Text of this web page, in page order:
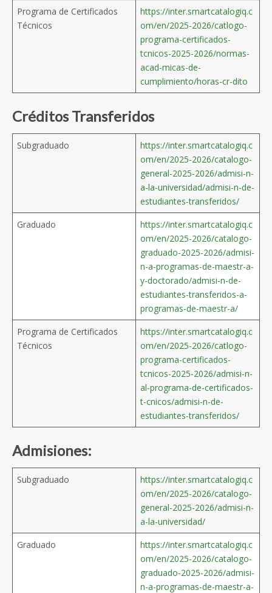
Programa de Certificados
Técnicos
https://inter.smartcatalogiq.c
om/en/2025-2026/catlogo-
programa-certificados-
tcnicos-2025-2026/normas-
acad-micas-de-
cumplimiento/horas-cr-dito
Créditos Transferidos
Subgraduado
https://inter.smartcatalogiq.c
om/en/2025-2026/catalogo-
general-2025-2026/admisi-n-
a-la-universidad/admisi-n-de-
estudiantes-transferidos/
Graduado
https://inter.smartcatalogiq.c
om/en/2025-2026/catalogo-
graduado-2025-2026/admisi-
n-a-programas-de-maestr-a-
y-doctorado/admisi-n-de-
estudiantes-transferidos-a-
programas-de-maestr-a/
Programa de Certificados
Técnicos
https://inter.smartcatalogiq.c
om/en/2025-2026/catlogo-
programa-certificados-
tcnicos-2025-2026/admisi-n-
al-programa-de-certificados-
t-cnicos/admisi-n-de-
estudiantes-transferidos/
Admisiones:
Subgraduado
https://inter.smartcatalogiq.c
om/en/2025-2026/catalogo-
general-2025-2026/admisi-n-
a-la-universidad/
Graduado
https://inter.smartcatalogiq.c
om/en/2025-2026/catalogo-
graduado-2025-2026/admisi-
n-a-programas-de-maestr-a-